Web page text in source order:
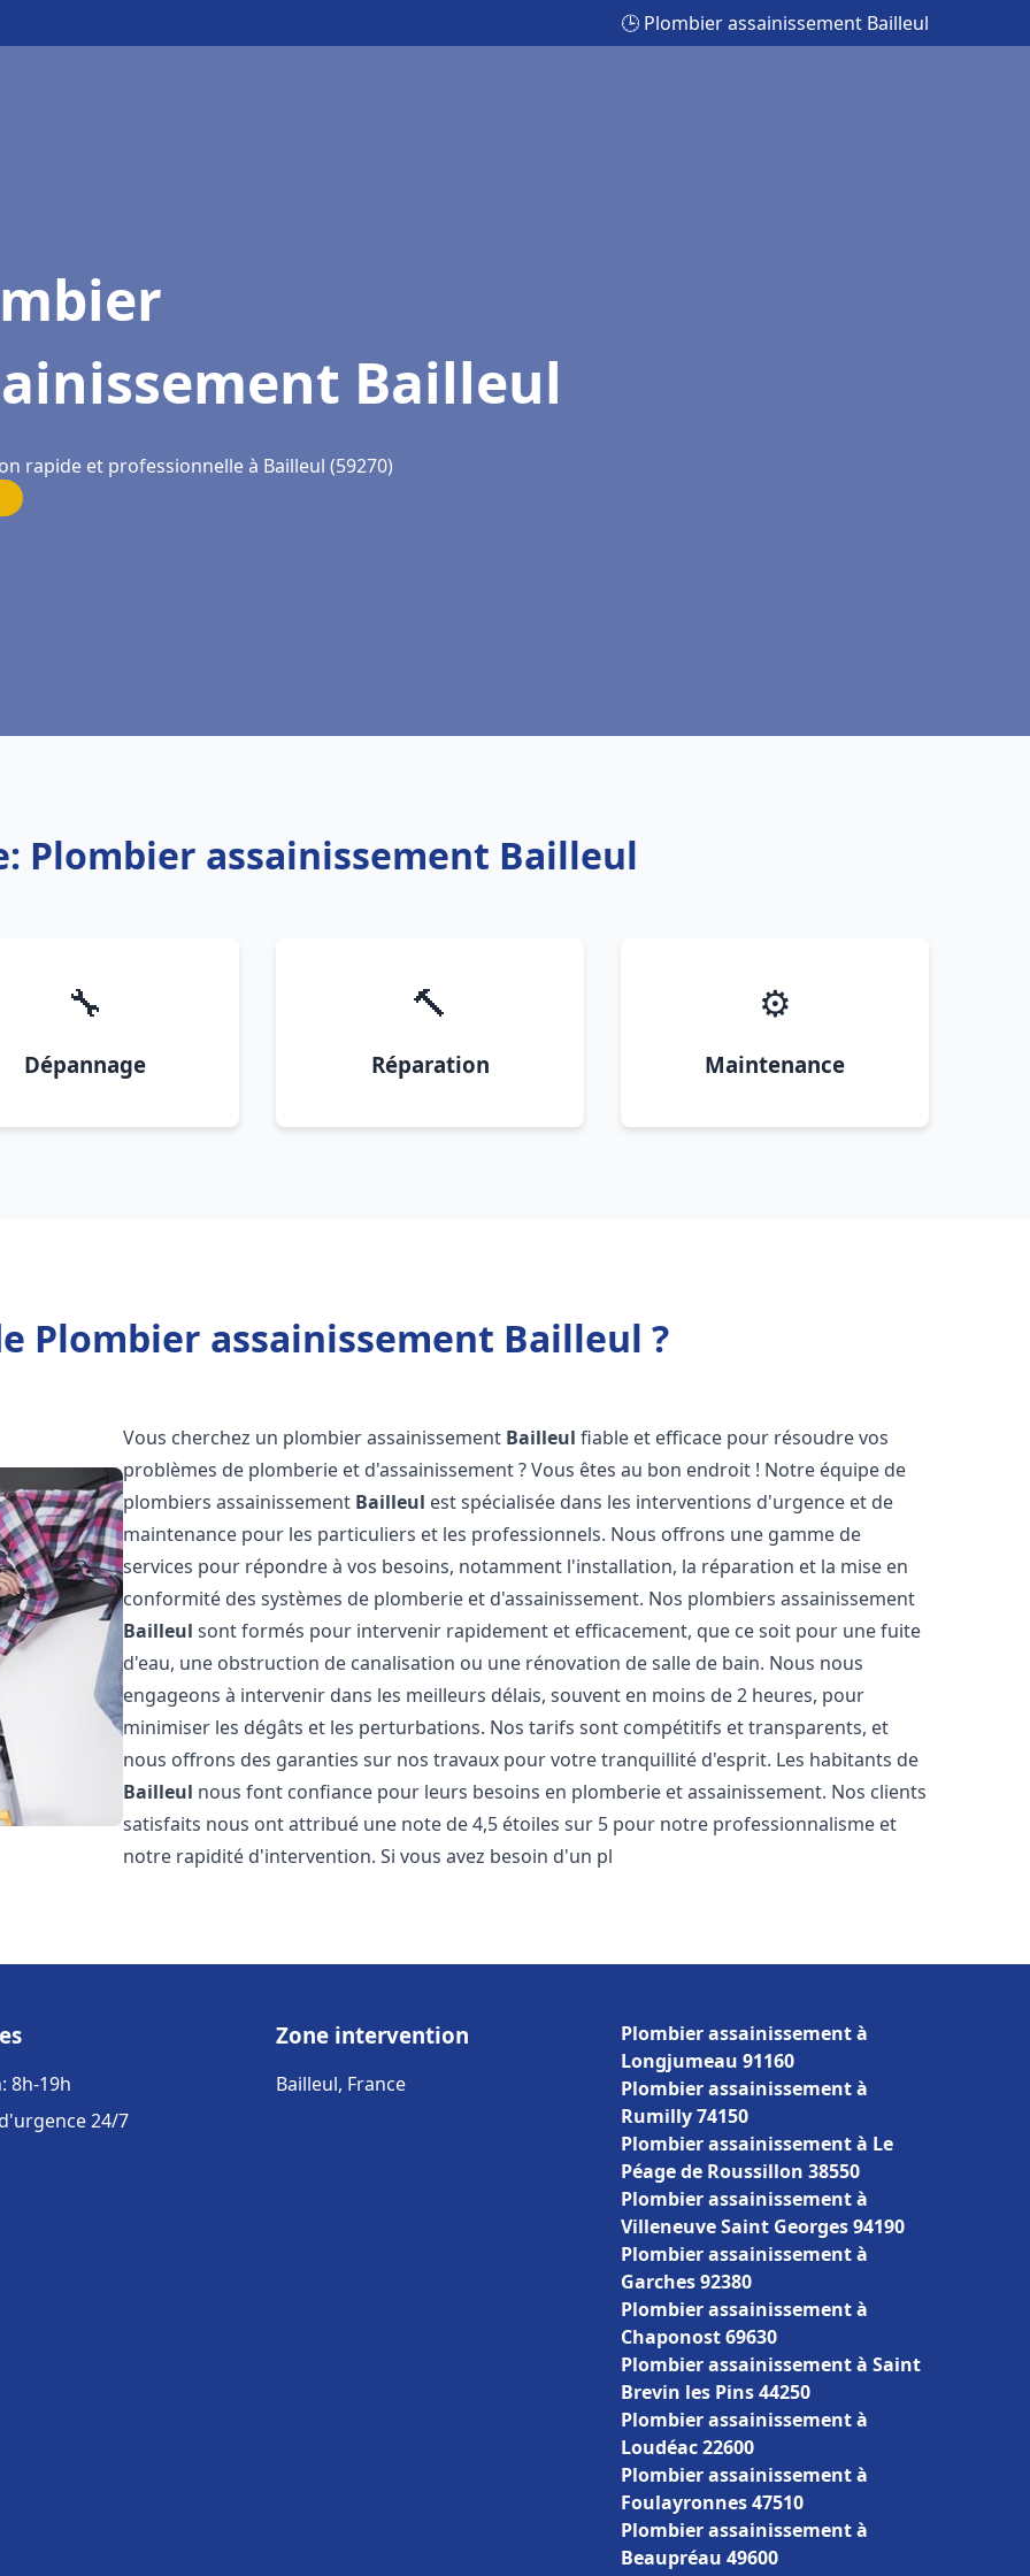
🕒 Plombier assainissement Bailleul
Bailleul
rapide et professionnelle à Bailleul (59270)
Plombier assainissement Bailleul
🔧
Dépannage
🔨
Réparation
⚙️
Maintenance
Plombier assainissement Bailleul ?
Vous cherchez un plombier assainissement Bailleul fiable et efficace pour résoudre vos
problèmes de plomberie et d'assainissement ? Vous êtes au bon endroit ! Notre équipe de
plombiers assainissement Bailleul est spécialisée dans les interventions d'urgence et de
maintenance pour les particuliers et les professionnels. Nous offrons une gamme de
services pour répondre à vos besoins, notamment l'installation, la réparation et la mise en
conformité des systèmes de plomberie et d'assainissement. Nos plombiers assainissement
Bailleul sont formés pour intervenir rapidement et efficacement, que ce soit pour une fuite
d'eau, une obstruction de canalisation ou une rénovation de salle de bain. Nous nous
engageons à intervenir dans les meilleurs délais, souvent en moins de 2 heures, pour
minimiser les dégâts et les perturbations. Nos tarifs sont compétitifs et transparents, et
nous offrons des garanties sur nos travaux pour votre tranquillité d'esprit. Les habitants de
Bailleul nous font confiance pour leurs besoins en plomberie et assainissement. Nos clients
satisfaits nous ont attribué une note de 4,5 étoiles sur 5 pour notre professionnalisme et
notre rapidité d'intervention. Si vous avez besoin d'un pl
8h-19h
24/7
Zone intervention
Bailleul, France
Plombier assainissement à
Longjumeau 91160
Plombier assainissement à
Rumilly 74150
Plombier assainissement à Le
Péage de Roussillon 38550
Plombier assainissement à
Villeneuve Saint Georges 94190
Plombier assainissement à
Garches 92380
Plombier assainissement à
Chaponost 69630
Plombier assainissement à Saint
Brevin les Pins 44250
Plombier assainissement à
Loudéac 22600
Plombier assainissement à
Foulayronnes 47510
Plombier assainissement à
Beaupréau 49600